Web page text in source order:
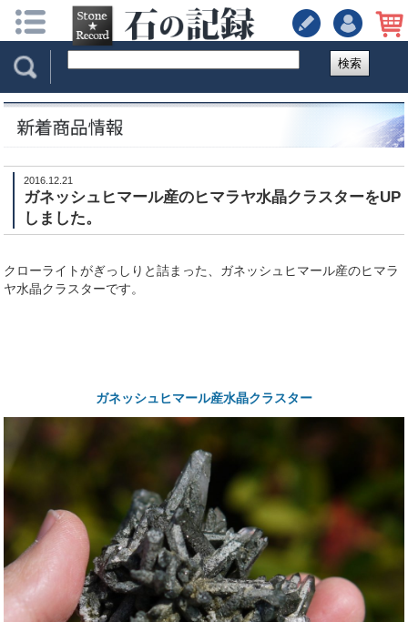
検索
2016.12.21
ガネッシュヒマール産のヒマラヤ水晶クラスターをUP
しました。
クローライトがぎっしりと詰まった、ガネッシュヒマール産のヒマラ
ヤ水晶クラスターです。
ガネッシュヒマール産水晶クラスター